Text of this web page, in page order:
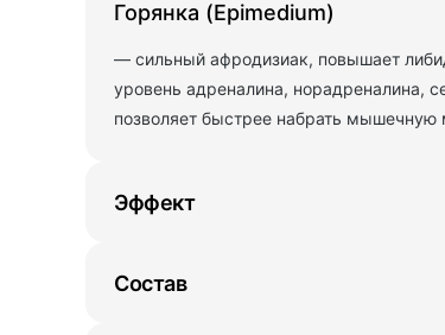
Горянка (Epimedium)
— сильный афродизиак, повышает
уровень адреналина, норадреналина,
позволяет быстрее набрать мышечную
Эффект
Состав